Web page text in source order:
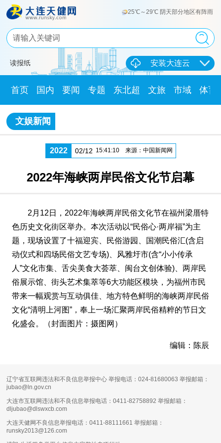
25℃～29℃ 阴天部分地区有阵雨
读报纸 安装大连云
首页 国内 要闻 专题 东北超 文旅 市域 体育
文娱新闻
2022 02/12 15:41:10 来源：中国新闻网
2022年海峡两岸民俗文化节启幕
2月12日，2022年海峡两岸民俗文化节在福州梁厝特
色历史文化街区举办。本次活动以“民俗心·两岸福”为主
题，现场设置了十福迎宾、民俗游园、国潮民俗汇(含启
动仪式和四场民俗文艺专场)、风雅圩市(含“小小传承
人”文化市集、舌尖美食大荟萃、闽台文创体验)、两岸民
俗展示馆、街头艺术集萃等6大功能区模块，为福州市民
带来一幅观赏与互动俱佳、地方特色鲜明的海峡两岸民俗
文化“清明上河图”，奉上一场汇聚两岸民俗精粹的节日文
化盛会。（封面图片：摄图网）
编辑：陈辰
辽宁省互联网违法和不良信息举报中心 举报电话：024-81680063 举报邮箱：
jubao@ln.gov.cn
大连市互联网违法和不良信息举报电话：0411-82758892 举报邮箱：
dljubao@dlswxcb.com
大连天健网不良信息举报电话：0411-88111661 举报邮箱：
runsky2013@126.com